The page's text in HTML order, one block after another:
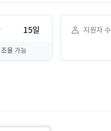
15일
율 가능
지원자 수